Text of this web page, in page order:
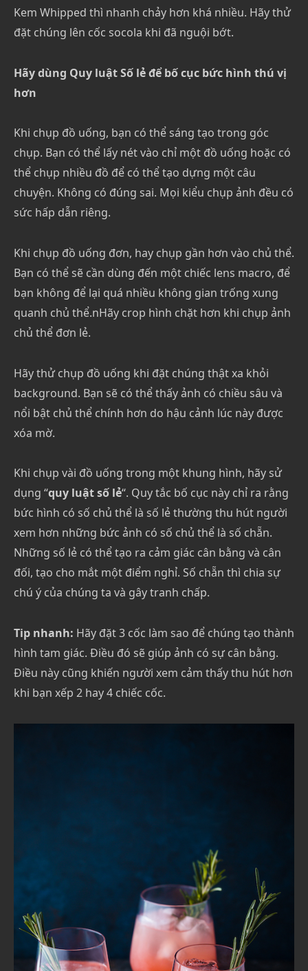
Kem Whipped thì nhanh chảy hơn khá nhiều. Hãy thử
đặt chúng lên cốc socola khi đã nguội bớt.
Hãy dùng Quy luật Số lẻ để bố cục bức hình thú vị
hơn
Khi chụp đồ uống, bạn có thể sáng tạo trong góc
chụp. Bạn có thể lấy nét vào chỉ một đồ uống hoặc có
thể chụp nhiều đồ để có thể tạo dựng một câu
chuyện. Không có đúng sai. Mọi kiểu chụp ảnh đều có
sức hấp dẫn riêng.
Khi chụp đồ uống đơn, hay chụp gần hơn vào chủ thể.
Bạn có thể sẽ cần dùng đến một chiếc lens macro, để
bạn không để lại quá nhiều không gian trống xung
quanh chủ thể.nHãy crop hình chặt hơn khi chụp ảnh
chủ thể đơn lẻ.
Hãy thử chụp đồ uống khi đặt chúng thật xa khỏi
background. Bạn sẽ có thể thấy ảnh có chiều sâu và
nổi bật chủ thể chính hơn do hậu cảnh lúc này được
xóa mờ.
Khi chụp vài đồ uống trong một khung hình, hãy sử
dụng “quy luật số lẻ“. Quy tắc bố cục này chỉ ra rằng
bức hình có số chủ thể là số lẻ thường thu hút người
xem hơn những bức ảnh có số chủ thể là số chẵn.
Những số lẻ có thể tạo ra cảm giác cân bằng và cân
đối, tạo cho mắt một điểm nghỉ. Số chẵn thì chia sự
chú ý của chúng ta và gây tranh chấp.
Tip nhanh: Hãy đặt 3 cốc làm sao để chúng tạo thành
hình tam giác. Điều đó sẽ giúp ảnh có sự cân bằng.
Điều này cũng khiến người xem cảm thấy thu hút hơn
khi bạn xếp 2 hay 4 chiếc cốc.